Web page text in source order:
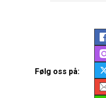
Følg oss på: